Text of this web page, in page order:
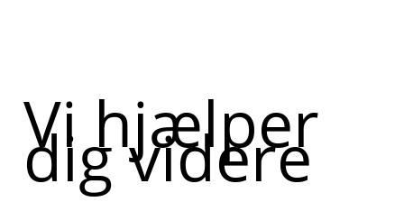
Vi hjælper
dig videre